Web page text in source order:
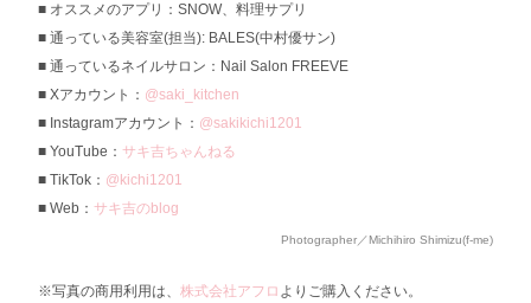
オススメのアプリ：SNOW、料理サプリ
通っている美容室(担当): BALES(中村優サン)
通っているネイルサロン：Nail Salon FREEVE
Xアカウント： @saki_kitchen
Instagramアカウント： @sakikichi1201
YouTube： サキ吉ちゃんねる
TikTok： @kichi1201
Web： サキ吉のblog
Photographer／Michihiro Shimizu(f-me)
※写真の商用利用は、 株式会社アフロ よりご購入ください。